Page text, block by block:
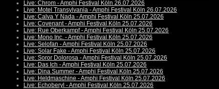
Live: Chrom - Amphi Festival Köln 26.07.2026
Live: Motel Transylvania - Amphi Festival Köln 26.07.2026
Live: Calva Y Nada - Amphi Festival Köln 25.07.2026
Live: Covenant - Amphi Festival Köln 25.07.2026
Live: Rue Oberkampf - Amphi Festival Köln 25.07.2026
Live: Mono Inc. - Amphi Festival Köln 25.07.2026
Live: Selofan - Amphi Festival Köln 25.07.2026
Live: Solar Fake - Amphi Festival Köln 25.07.2026
Live: Soror Dolorosa - Amphi Festival Köln 25.07.2026
Live: Das Ich - Amphi Festival Köln 25.07.2026
Live: Dina Summer - Amphi Festival Köln 25.07.2026
Live: Heldmaschine - Amphi Festival Köln 25.07.2026
Live: Echoberyl - Amphi Festival Köln 25.07.2026